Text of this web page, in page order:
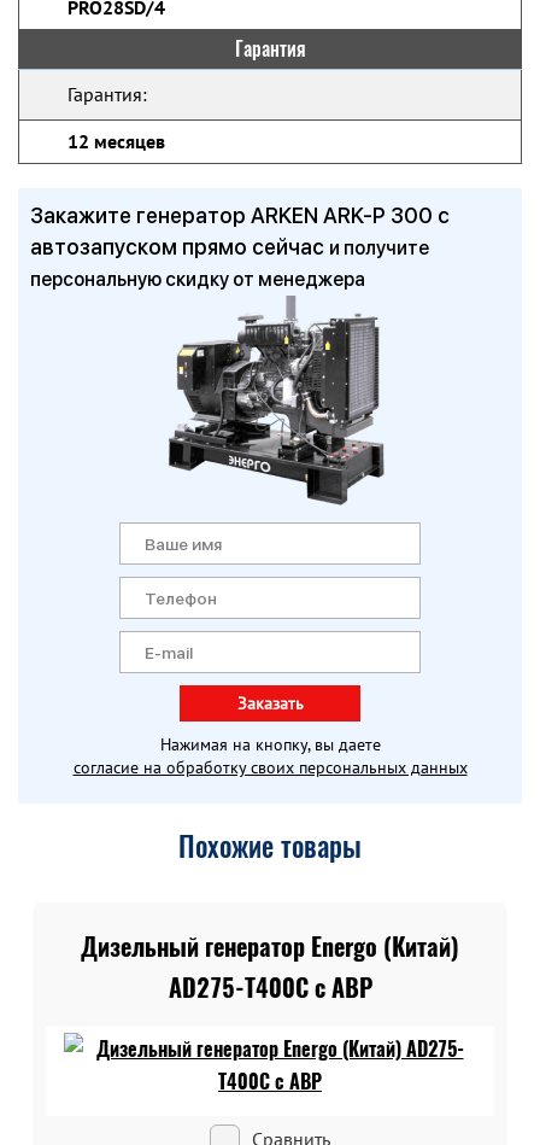
PRO28SD/4
Гарантия
Гарантия:
12 месяцев
Закажите генератор ARKEN ARK-P 300 с
автозапуском прямо сейчас и получите
персональную скидку от менеджера
Заказать
Нажимая на кнопку, вы даете
согласие на обработку своих персональных данных
Похожие товары
Дизельный генератор Energo (Китай)
AD275-T400C c АВР
Сравнить